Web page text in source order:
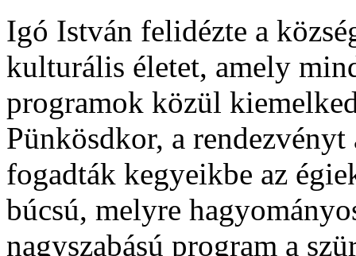
Igó István felidézte a
kulturális életet, amely
programok közül
Pünkösdkor, a
fogadták kegyeikbe az
búcsú, melyre
nagyszabású program a